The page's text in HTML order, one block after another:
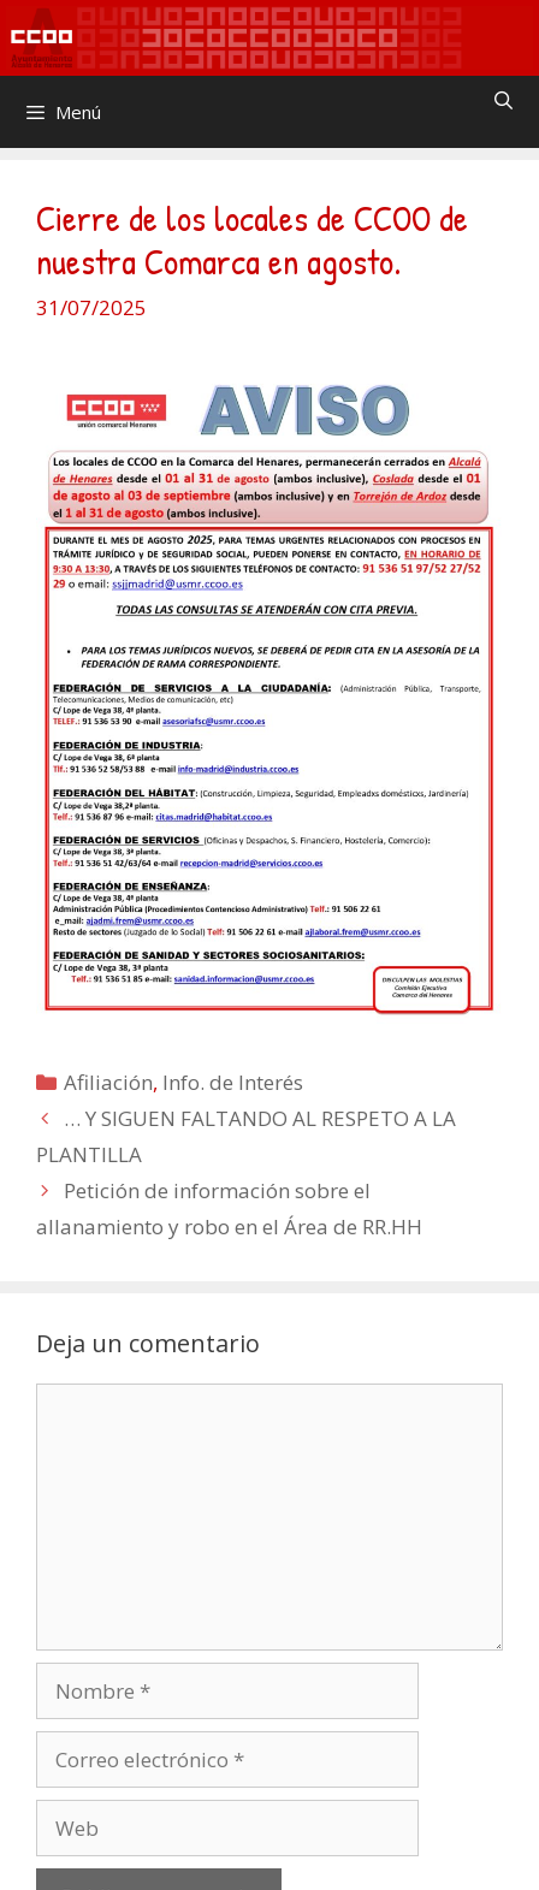
Saltar
al
contenido
Menú
Cierre de los locales de CCOO de
nuestra Comarca en agosto.
31/07/2025
Categorías
Afiliación, Info. de Interés
… Y SIGUEN FALTANDO AL RESPETO A LA
PLANTILLA
Petición de información sobre el
allanamiento y robo en el Área de RR.HH
Deja un comentario
electrónico